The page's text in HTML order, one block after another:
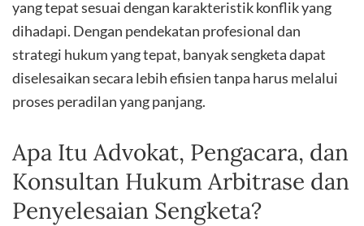
yang tepat sesuai dengan karakteristik konflik yang
dihadapi. Dengan pendekatan profesional dan
strategi hukum yang tepat, banyak sengketa dapat
diselesaikan secara lebih efisien tanpa harus melalui
proses peradilan yang panjang.
Apa Itu Advokat, Pengacara, dan
Konsultan Hukum Arbitrase dan
Penyelesaian Sengketa?